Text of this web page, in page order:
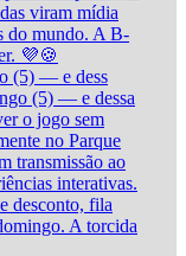
(5) — e dess